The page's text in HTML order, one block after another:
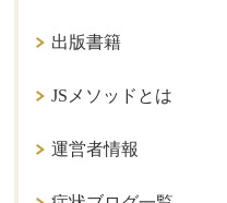
出版書籍
JSメソッドとは
運営者情報